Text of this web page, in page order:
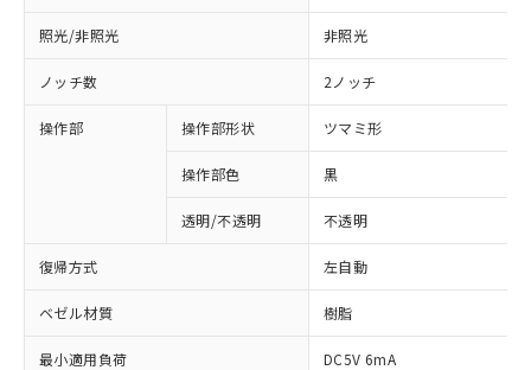
照光/非照光 非照光
ノッチ数 2ノッチ
操作部 操作部形状 ツマミ形
操作部色 黒
透明/不透明 不透明
復帰方式 左自動
ベゼル材質 樹脂
最小適用負荷 DC5V 6mA